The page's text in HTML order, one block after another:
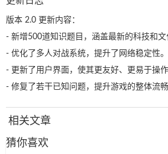
版本 2.0 更新内容：
- 新增500道知识题目，涵盖最新的科技和文
- 优化了多人对战系统，提升了网络稳定性。
- 更新了用户界面，使其更友好、更易于操作
- 修复了若干已知问题，提升游戏的整体流畅
相关文章
猜你喜欢